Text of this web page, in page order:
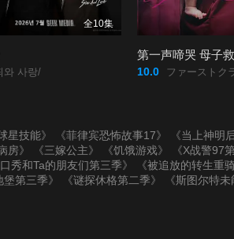
全10集
와 사랑/
第一声啼哭 母子
10.0 ファーストクライ/
星技能》 《菲律宾恐怖故事17》 《当上神明
房》 《三嫁公主》 《饥饿游戏》 《X战警97
口秀和Ta的朋友们第三季》 《被追放的转生重
堡第三季》 《谜探休格第二季》 《斯图尔特未